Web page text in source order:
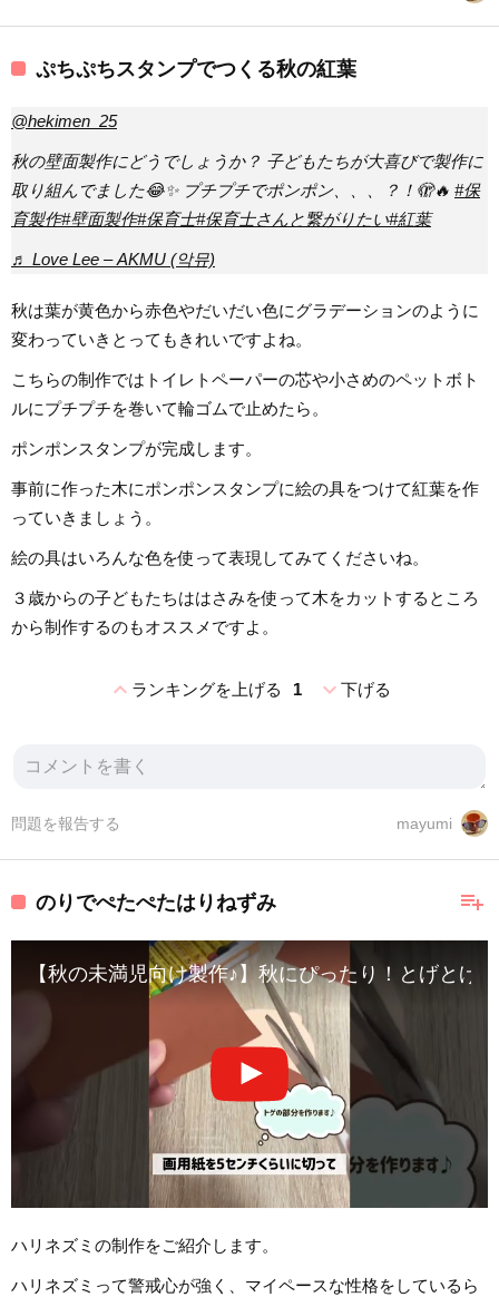
ぷちぷちスタンプでつくる秋の紅葉
@hekimen_25
秋の壁面製作にどうでしょうか？ 子どもたちが大喜びで製作に
取り組んでました😂✨ プチプチでポンポン、、、？！🫣🔥 #保
育製作#壁面製作#保育士#保育士さんと繋がりたい#紅葉
♬ Love Lee – AKMU (악뮤)
秋は葉が黄色から赤色やだいだい色にグラデーションのように
変わっていきとってもきれいですよね。
こちらの制作ではトイレトペーパーの芯や小さめのペットボト
ルにプチプチを巻いて輪ゴムで止めたら。
ポンポンスタンプが完成します。
事前に作った木にポンポンスタンプに絵の具をつけて紅葉を作
っていきましょう。
絵の具はいろんな色を使って表現してみてくださいね。
３歳からの子どもたちははさみを使って木をカットするところ
から制作するのもオススメですよ。
expand_lessランキングを上げる 1 expand_more下げる
mayumi
問題を報告する
playlist_add
のりでぺたぺたはりねずみ
【秋の未満児向け製作♪】秋にぴったり！とげと
ハリネズミの制作をご紹介します。
ハリネズミって警戒心が強く、マイペースな性格をしているら